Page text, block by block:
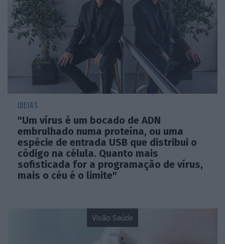
IDEIAS
"Um vírus é um bocado de ADN
embrulhado numa proteína, ou uma
espécie de entrada USB que distribui o
código na célula. Quanto mais
sofisticada for a programação de vírus,
mais o céu é o limite"
Visão Saúde